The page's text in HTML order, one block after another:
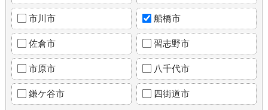
市川市 船橋市
佐倉市 習志野市
市原市 八千代市
鎌ケ谷市 四街道市